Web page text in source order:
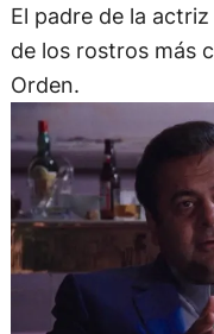
El padre de la
de los rostros más
Orden.